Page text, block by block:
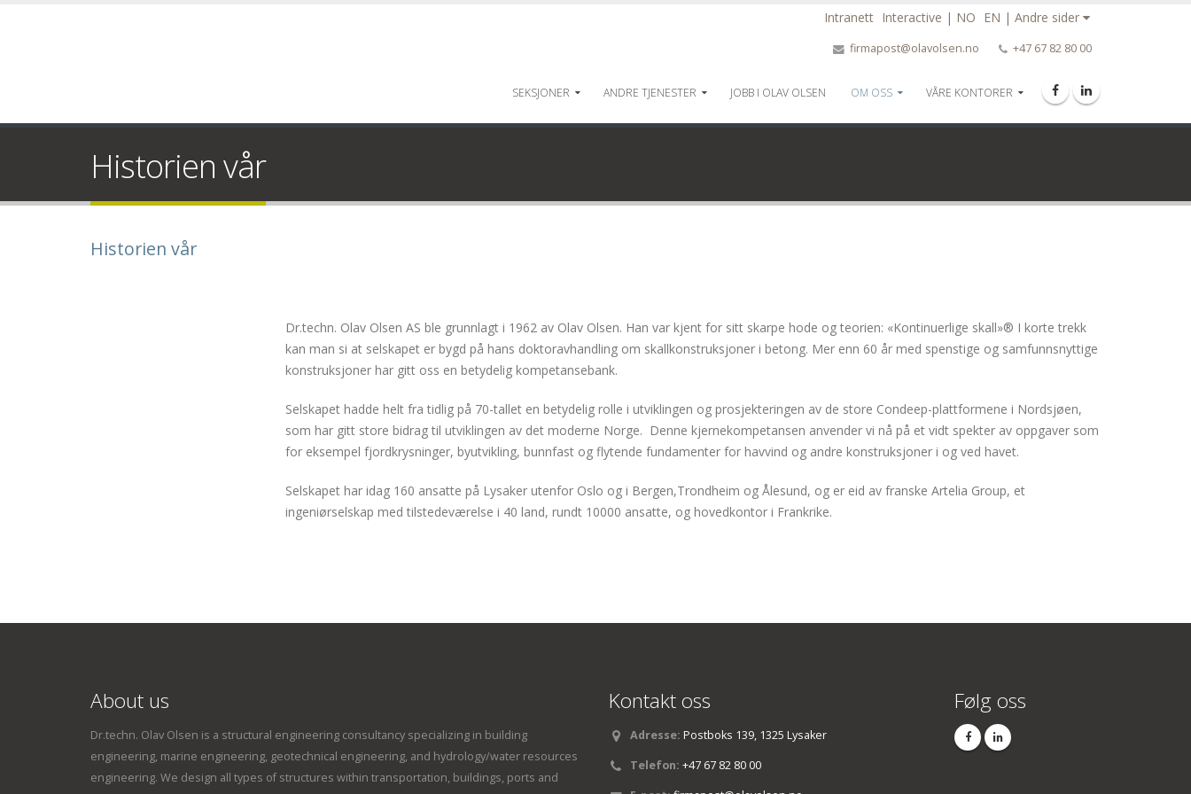
Intranett Interactive | NO EN | Andre sider
firmapost@olavolsen.no +47 67 82 80 00
SEKSJONER ANDRE TJENESTER JOBB I OLAV OLSEN OM OSS VÅRE KONTORER
Historien vår
Historien vår
Dr.techn. Olav Olsen AS ble grunnlagt i 1962 av Olav Olsen. Han var kjent for sitt skarpe hode og teorien: «Kontinuerlige skall»® I korte trekk
kan man si at selskapet er bygd på hans doktoravhandling om skallkonstruksjoner i betong. Mer enn 60 år med spenstige og samfunnsnyttige
konstruksjoner har gitt oss en betydelig kompetansebank.
Selskapet hadde helt fra tidlig på 70-tallet en betydelig rolle i utviklingen og prosjekteringen av de store Condeep-plattformene i Nordsjøen,
som har gitt store bidrag til utviklingen av det moderne Norge. Denne kjernekompetansen anvender vi nå på et vidt spekter av oppgaver som
for eksempel fjordkrysninger, byutvikling, bunnfast og flytende fundamenter for havvind og andre konstruksjoner i og ved havet.
Selskapet har idag 160 ansatte på Lysaker utenfor Oslo og i Bergen,Trondheim og Ålesund, og er eid av franske Artelia Group, et
ingeniørselskap med tilstedeværelse i 40 land, rundt 10000 ansatte, og hovedkontor i Frankrike.
About us
Dr.techn. Olav Olsen is a structural engineering consultancy specializing in building
engineering, marine engineering, geotechnical engineering, and hydrology/water resources
engineering. We design all types of structures within transportation, buildings, ports and
Kontakt oss
Adresse: Postboks 139, 1325 Lysaker
Telefon: +47 67 82 80 00
Følg oss